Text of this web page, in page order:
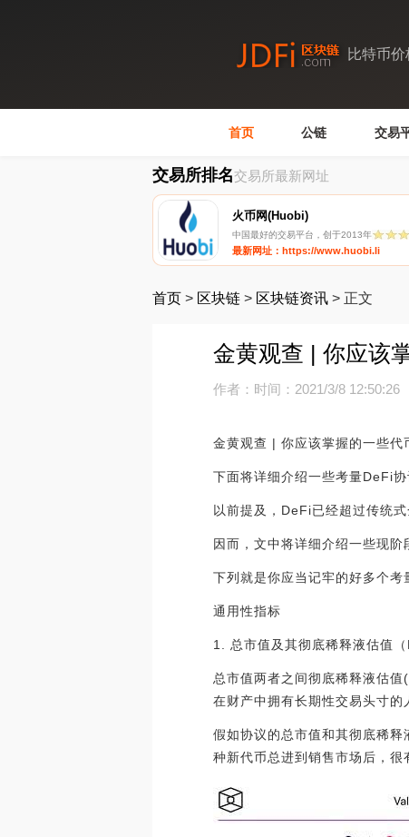
比特币价
首页 公链 交易
交易所排名交易所最新网址
火币网(Huobi)
中国最好的交易平台，创于2013年
最新网址：https://www.huobi.li
首页 > 区块链 > 区块链资讯 > 正文
金黄观查 | 你应该
作者： 时间：2021/3/8 12:50:26
金黄观查 | 你应该掌握的一些代
下面将详细介绍一些考量DeFi协
以前提及，DeFi已经超过传统
因而，文中将详细介绍一些现
下列就是你应当记牢的好多个考
通用性指标
1. 总市值及其彻底稀释液估值（
总市值两者之间彻底稀释液估
在财产中拥有长期性交易头寸的
假如协议的总市值和其彻底稀
种新代币总进到销售市场后，很